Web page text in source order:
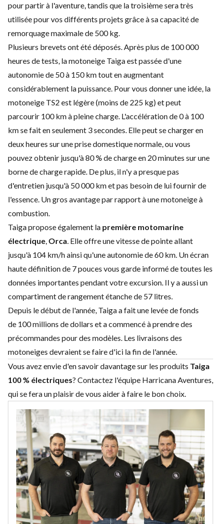
pour partir à l'aventure, tandis que la troisième sera très
utilisée pour vos différents projets grâce à sa capacité de
remorquage maximale de 500 kg.
Plusieurs brevets ont été déposés. Après plus de 100 000
heures de tests, la motoneige Taiga est passée d'une
autonomie de 50 à 150 kmtout en augmentant
considérablement la puissance. Pour vous donner une idée, la
motoneige TS2 est légère (moins de 225 kg) et peut
parcourir 100 kmà pleine charge. L'accélération de0 à 100
kmse fait en seulement 3 secondes. Elle peut se charger en
deux heures sur une prise domestique normale, ou vous
pouvez obtenir jusqu'à80 % de charge en 20 minutes sur une
borne de charge rapide. De plus, il n'y a presque pas
d'entretien jusqu'à 50 000 kmet pas besoin de lui fournir de
l'essence. Un gros avantage par rapport à une motoneige à
combustion.
Taiga propose également la première motomarine
électrique, Orca. Elle offre une vitesse de pointe allant
jusqu'à 104 km/hainsi qu'une autonomie de60 km. Un écran
haute définition de 7 pouces vous garde informé de toutes les
données importantes pendant votre excursion. Il y a aussi un
compartiment de rangement étanche de 57 litres.
Depuis le début de l'année, Taiga a fait une levée de fonds
de 100 millions de dollars et a commencé à prendre des
précommandes pour des modèles. Les livraisons des
motoneiges devraient se faire d'ici la fin de l'année.
Vous avez envie d'en savoir davantage sur les produits Taiga
100 % électriques? Contactez l'équipe Harricana Aventures,
qui se fera un plaisir de vous aider à faire le bon choix.